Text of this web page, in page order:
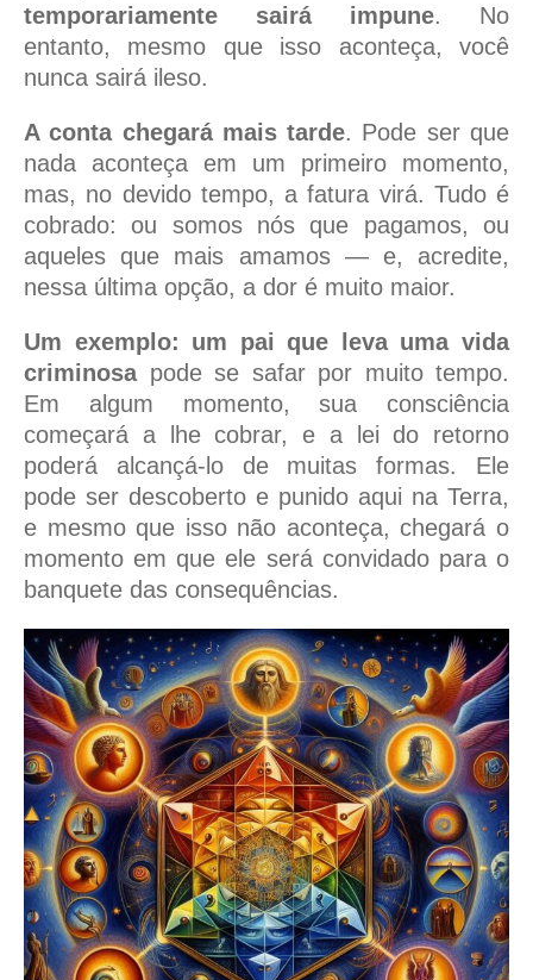
temporariamente sairá impune. No
entanto, mesmo que isso aconteça, você
nunca sairá ileso.
A conta chegará mais tarde. Pode ser que
nada aconteça em um primeiro momento,
mas, no devido tempo, a fatura virá. Tudo é
cobrado: ou somos nós que pagamos, ou
aqueles que mais amamos — e, acredite,
nessa última opção, a dor é muito maior.
Um exemplo: um pai que leva uma vida
criminosapode se safar por muito tempo.
Em algum momento, sua consciência
começará a lhe cobrar, e a lei do retorno
poderá alcançá-lo de muitas formas. Ele
pode ser descoberto e punido aqui na Terra,
e mesmo que isso não aconteça, chegará o
momento em que ele será convidado para o
banquete das consequências.